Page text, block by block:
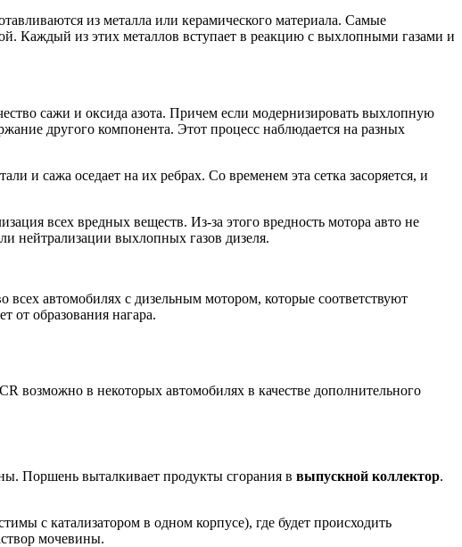
из металла или керамического материала. Самые
Каждый из этих металлов вступает в реакцию с выхлопными газами и
сажи и оксида азота. Причем если модернизировать выхлопную
другого компонента. Этот процесс наблюдается на разных
и сажа оседает на их ребрах. Со временем эта сетка засоряется, и
всех вредных веществ. Из-за этого вредность мотора авто не
нейтрализации выхлопных газов дизеля.
всех автомобилях с дизельным мотором, которые соответствуют
от образования нагара.
возможно в некоторых автомобилях в качестве дополнительного
Поршень выталкивает продукты сгорания в выпускной коллектор.
с катализатором в одном корпусе), где будет происходить
мочевины.